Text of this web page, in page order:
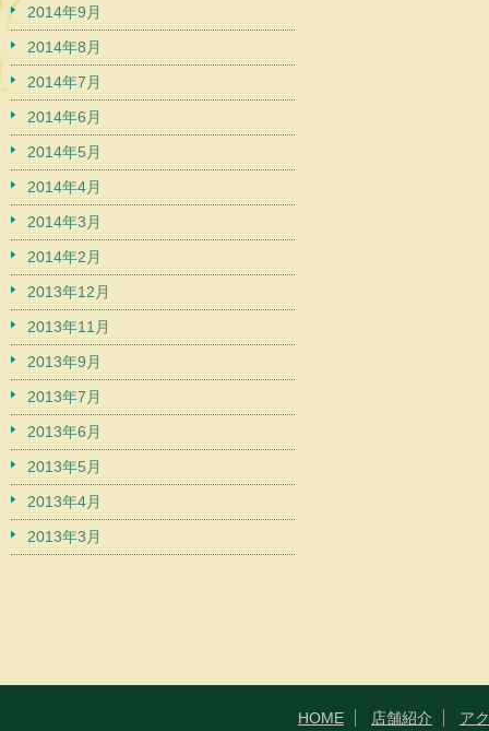
2014年9月
2014年8月
2014年7月
2014年6月
2014年5月
2014年4月
2014年3月
2014年2月
2013年12月
2013年11月
2013年9月
2013年7月
2013年6月
2013年5月
2013年4月
2013年3月
HOME 店舗紹介
ア